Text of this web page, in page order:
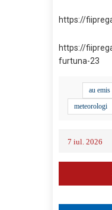
https://
https://
furtuna-23
au emis
meteorologi
7 iul. 2026